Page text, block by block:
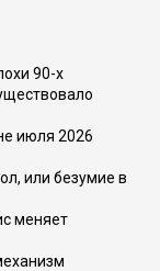
90-х
июля 2026
или безумие в
меняет